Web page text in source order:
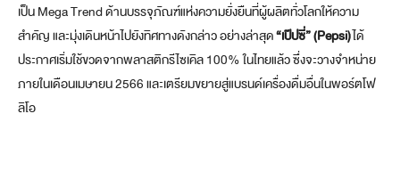
เป็น Mega Trend ด้านบรรจุภัณฑ์แห่งความยั่งยืนที่ผู้ผลิตทั่วโลกให้ความ
สำคัญ และมุ่งเดินหน้าไปยังทิศทางดังกล่าว อย่างล่าสุด“เป๊ปซี่” (Pepsi)ได้
ประกาศเริ่มใช้ขวดจากพลาสติกรีไซเคิล 100% ในไทยแล้ว ซึ่งจะวางจำหน่าย
ภายในเดือนเมษายน 2566 และเตรียมขยายสู่แบรนด์เครื่องดื่มอื่นในพอร์ตโฟ
ลิโอ